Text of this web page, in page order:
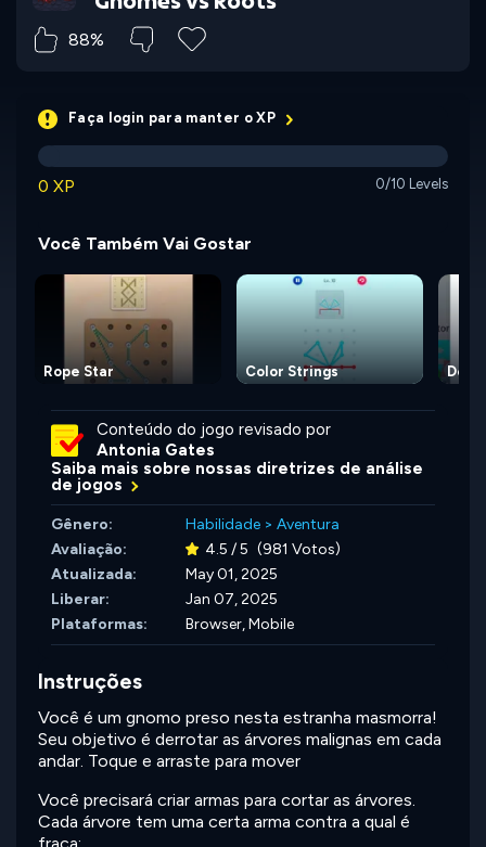
88%
Faça login para manter o XP
0 XP 0/10 Levels
Você Também Vai Gostar
Rope Star Color Strings
Conteúdo do jogo revisado por
Antonia Gates
Saiba mais sobre nossas diretrizes de análise
de jogos
Gênero: Habilidade > Aventura
Avaliação:
4.5 / 5 (981 Votos)
Atualizada:
May 01, 2025
Liberar:
Jan 07, 2025
Plataformas:
Browser, Mobile
Instruções
Você é um gnomo preso nesta estranha masmorra!
Seu objetivo é derrotar as árvores malignas em cada
andar. Toque e arraste para mover
Você precisará criar armas para cortar as árvores.
Cada árvore tem uma certa arma contra a qual é